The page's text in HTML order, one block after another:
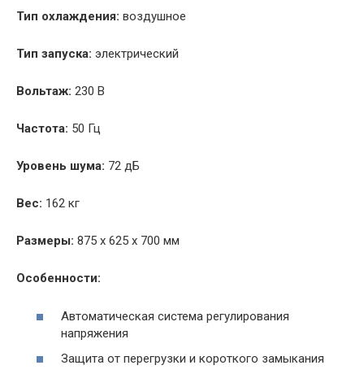
Тип охлаждения: воздушное
Тип запуска: электрический
Вольтаж: 230 В
Частота: 50 Гц
Уровень шума: 72 дБ
Вес: 162 кг
Размеры: 875 x 625 x 700 мм
Особенности:
Автоматическая система регулирования
напряжения
Защита от перегрузки и короткого замыкания